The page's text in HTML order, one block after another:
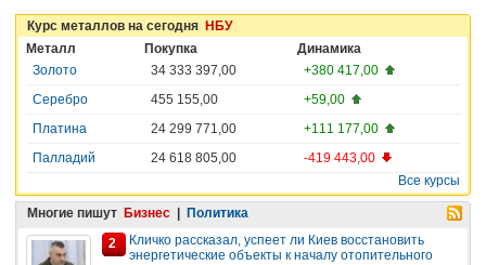
Курс металлов на сегодня НБУ
Металл
Покупка
Динамика
Золото
34 333 397,00
+380 417,00
Серебро
455 155,00
+59,00
Платина
24 299 771,00
+111 177,00
Палладий
24 618 805,00
-419 443,00
Все курсы
Многие пишут Бизнес | Политика
2
Кличко рассказал, успеет ли Киев восстановить
энергетические объекты к началу отопительного